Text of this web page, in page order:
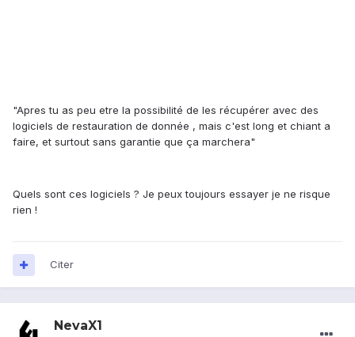
"Apres tu as peu etre la possibilité de les récupérer avec des
logiciels de restauration de donnée , mais c'est long et chiant a
faire, et surtout sans garantie que ça marchera"
Quels sont ces logiciels ? Je peux toujours essayer je ne risque
rien !
Citer
NevaX1